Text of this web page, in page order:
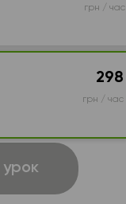
грн / час
298
грн / час